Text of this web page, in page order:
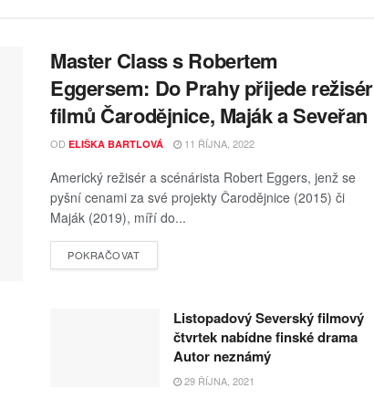
Master Class s Robertem
Eggersem: Do Prahy přijede režisér
filmů Čarodějnice, Maják a Seveřan
OD ELIŠKA BARTLOVÁ 11 ŘÍJNA, 2022
Americký režisér a scénárista Robert Eggers, jenž se
pyšní cenami za své projekty Čarodějnice (2015) či
Maják (2019), míří do...
POKRAČOVAT
Listopadový Severský filmový
čtvrtek nabídne finské drama
Autor neznámý
29 ŘÍJNA, 2021